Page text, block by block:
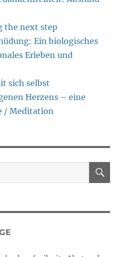
the next step
Ein biologisches
Erleben und
sich selbst
Herzens – eine
/ Meditation